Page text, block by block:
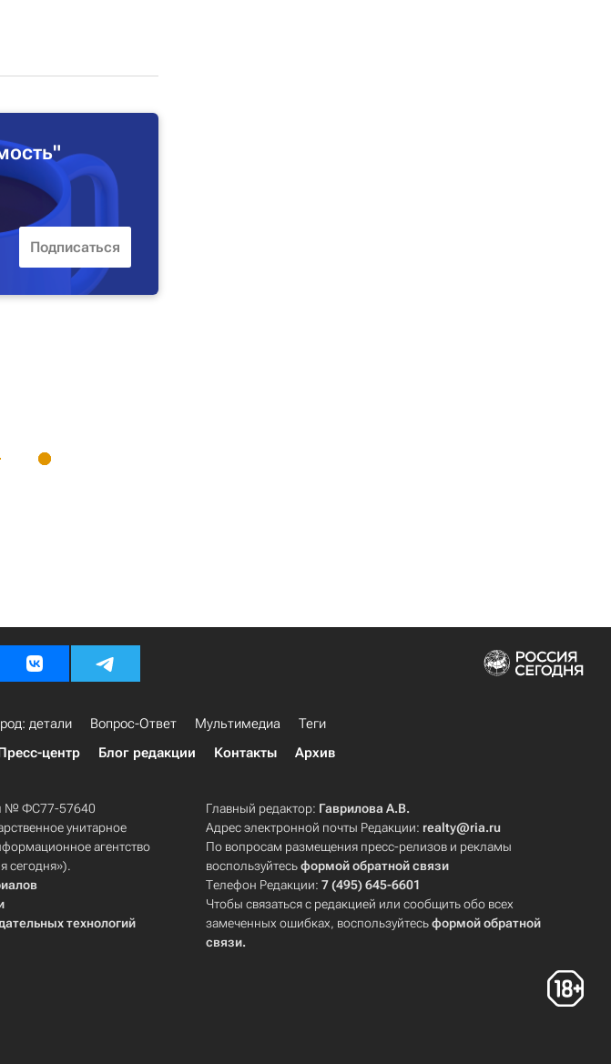
детали Вопрос-Ответ Мультимедиа
Теги
центр Блог редакции Контакты Архив
№ ФС77-57640
унитарное
агентство
сегодня»).
технологий
Главный редактор: Гаврилова А.В.
Адрес электронной почты Редакции: realty@ria.ru
По вопросам размещения пресс-релизов и рекламы
воспользуйтесьформой обратной связи
Телефон Редакции:7 (495) 645-6601
Чтобы связаться с редакцией или сообщить обо всех
замеченных ошибках, воспользуйтесьформой обратной
связи.